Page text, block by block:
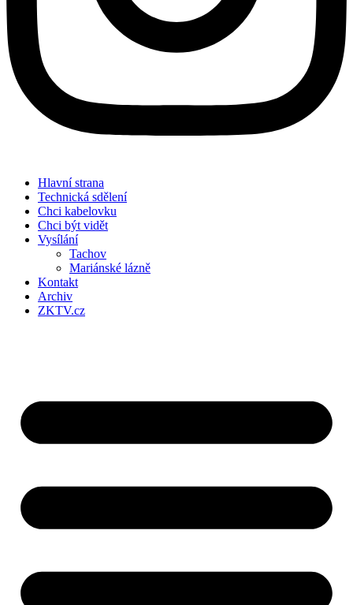
Hlavní strana
Technická sdělení
Chci kabelovku
Chci být vidět
Vysílání
Tachov
Mariánské lázně
Kontakt
Archiv
ZKTV.cz